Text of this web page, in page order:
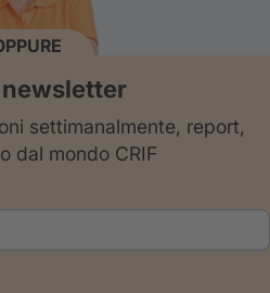
settimanalmente, report,
dal mondo CRIF